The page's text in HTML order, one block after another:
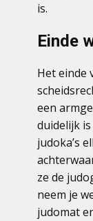
is.
Einde
Het einde
een
duidelijk
judoka’s
ze de
neem je
judomat